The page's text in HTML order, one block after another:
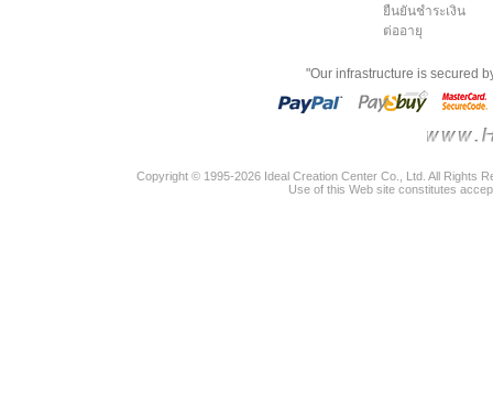
ยืนยันชำระเงิน
ต่ออายุ
"Our infrastructure is secured
Copyright © 1995-2026 Ideal Creation Center Co., Ltd. All Rights
Use of this Web site constitutes